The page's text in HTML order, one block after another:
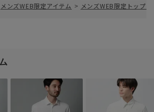
メンズWEB限定アイテム > メンズWEB限定トップス